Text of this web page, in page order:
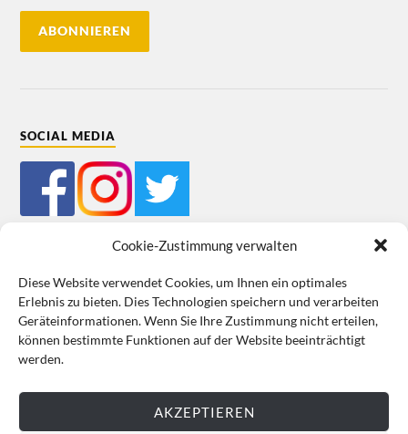
Cookie-Zustimmung verwalten
Diese Website verwendet Cookies, um Ihnen ein optimales
Erlebnis zu bieten. Dies Technologien speichern und verarbeiten
Geräteinformationen. Wenn Sie Ihre Zustimmung nicht erteilen,
können bestimmte Funktionen auf der Website beeinträchtigt
werden.
AKZEPTIEREN
SOCIAL MEDIA
Mein Bestellkonto Kundeninformationen Datenschutz
Cookie-Richtlinie (EU) Impressum
VERTRAG WIDERRUFEN